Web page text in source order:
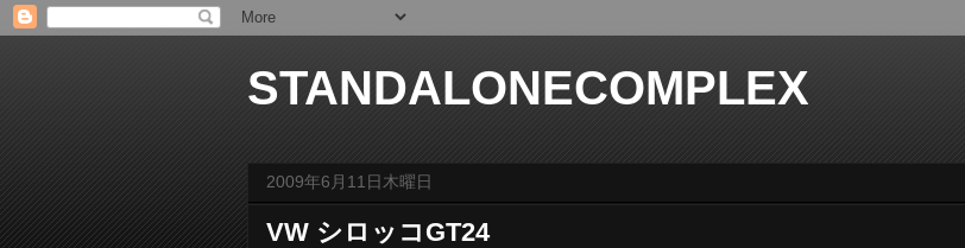
STANDALONECOMPLEX
2009年6月11日木曜日
VW シロッコGT24